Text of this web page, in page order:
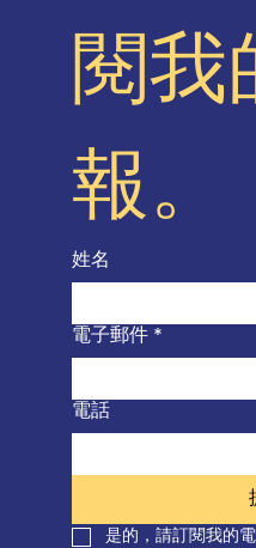
閱我
報。
姓名
電子郵件 *
電話
是的，請訂閱我的電